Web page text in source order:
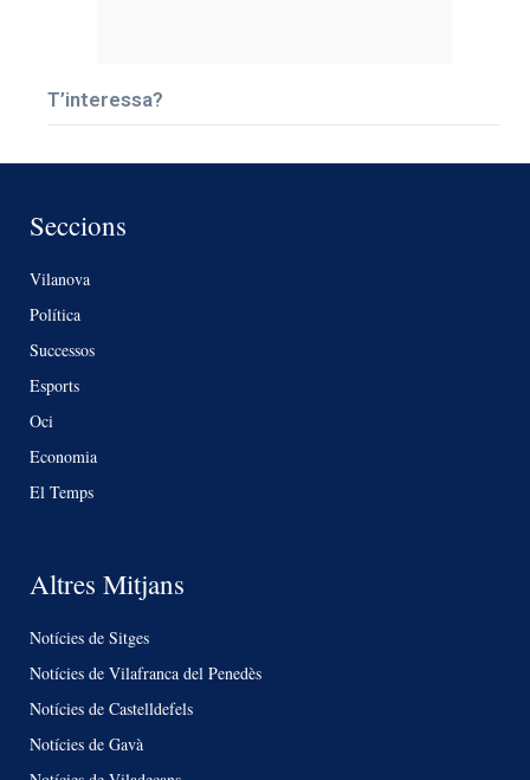
T’interessa?
Seccions
Vilanova
Política
Successos
Esports
Oci
Economia
El Temps
Altres Mitjans
Notícies de Sitges
Notícies de Vilafranca del Penedès
Notícies de Castelldefels
Notícies de Gavà